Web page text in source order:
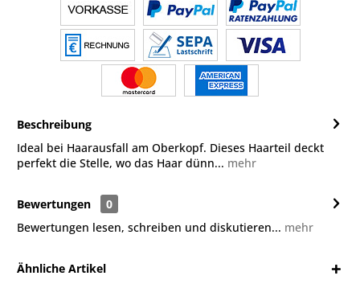
Beschreibung
Ideal bei Haarausfall am Oberkopf. Dieses Haarteil deckt
perfekt die Stelle, wo das Haar dünn... mehr
Bewertungen
0
Bewertungen lesen, schreiben und diskutieren... mehr
Ähnliche Artikel